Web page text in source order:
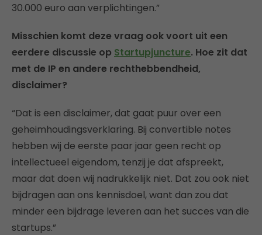
30.000 euro aan verplichtingen.”
Misschien komt deze vraag ook voort uit een
eerdere discussie op Startupjuncture. Hoe zit dat
met de IP en andere rechthebbendheid,
disclaimer?
“Dat is een disclaimer, dat gaat puur over een
geheimhoudingsverklaring. Bij convertible notes
hebben wij de eerste paar jaar geen recht op
intellectueel eigendom, tenzij je dat afspreekt,
maar dat doen wij nadrukkelijk niet. Dat zou ook niet
bijdragen aan ons kennisdoel, want dan zou dat
minder een bijdrage leveren aan het succes van die
startups.”